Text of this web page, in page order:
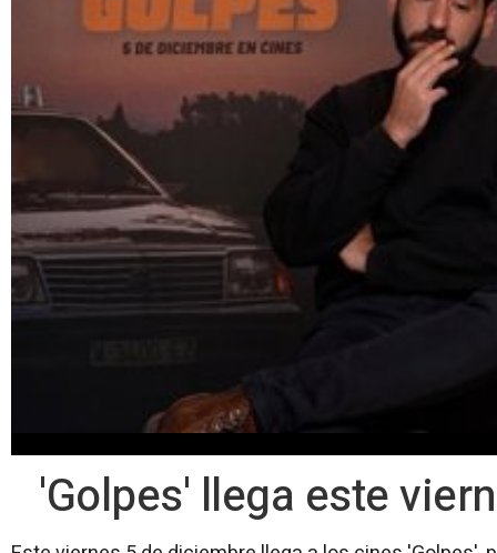
'Golpes' llega este